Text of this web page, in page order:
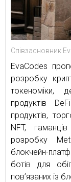
Співзасновник
EvaCodes
розробку
токеноміки,
продуктів
продуктів,
NFT,
розробку
блокчейн-
ботів для
пов’язаних із